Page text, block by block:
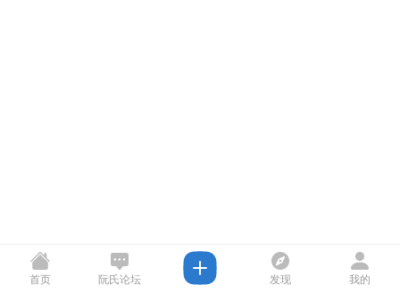
首页 阮氏论坛 发现 我的